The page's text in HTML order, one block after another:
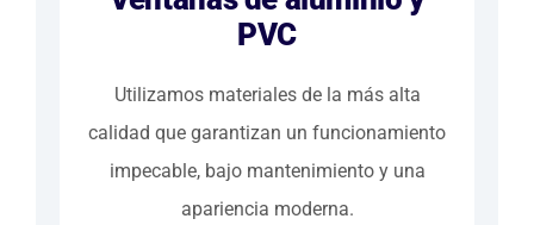
PVC
Utilizamos materiales de la más alta
calidad que garantizan un funcionamiento
impecable, bajo mantenimiento y una
apariencia moderna.